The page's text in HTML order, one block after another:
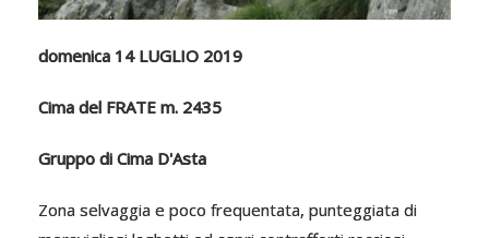
domenica 14 LUGLIO 2019
Cima del FRATE m. 2435
Gruppo di Cima D'Asta
Zona selvaggia e poco frequentata, punteggiata di